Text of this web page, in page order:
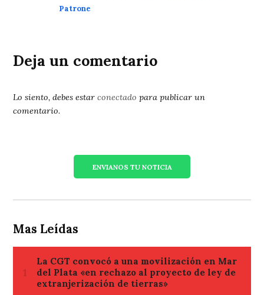
Patrone
Deja un comentario
Lo siento, debes estarconectado para publicar un
comentario.
ENVIANOS TU NOTICIA
Mas Leídas